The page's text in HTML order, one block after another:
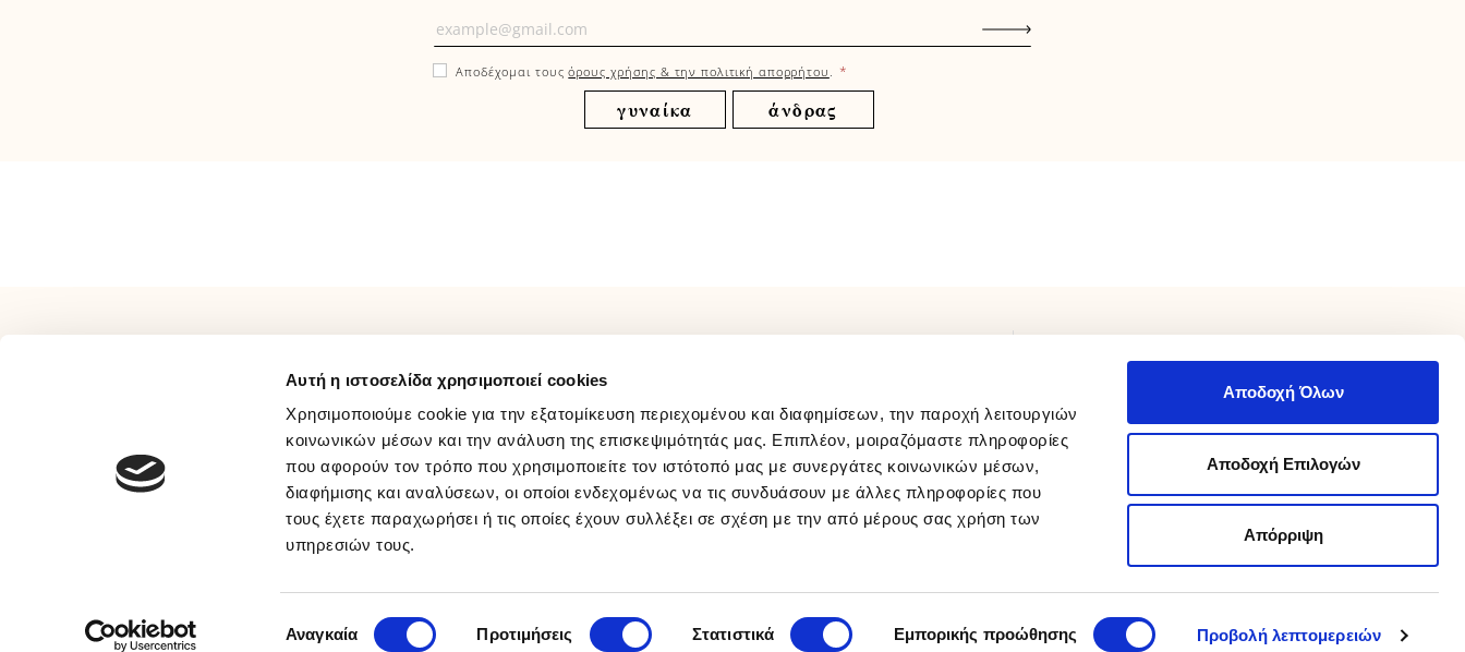
Αυτή η ιστοσελίδα χρησιμοποιεί cookies
Χρησιμοποιούμε cookie για την εξατομίκευση περιεχομένου και διαφημίσεων, την παροχή λειτουργιών
κοινωνικών μέσων και την ανάλυση της επισκεψιμότητάς μας. Επιπλέον, μοιραζόμαστε πληροφορίες
που αφορούν τον τρόπο που χρησιμοποιείτε τον ιστότοπό μας με συνεργάτες κοινωνικών μέσων,
διαφήμισης και αναλύσεων, οι οποίοι ενδεχομένως να τις συνδυάσουν με άλλες πληροφορίες που
τους έχετε παραχωρήσει ή τις οποίες έχουν συλλέξει σε σχέση με την από μέρους σας χρήση των
υπηρεσιών τους.
συγκατάθεσης
Αναγκαία Προτιμήσεις Στατιστικά Εμπορικής προώθησης Προβολή λεπτομερειών
Αποδοχή Όλων
Αποδοχή Επιλογών
Απόρριψη
Μάθετε
πρώτοι
εδώΑποδέχομαι τουςόρους χρήσης & την πολιτική απορρήτου *
γυναίκα άνδρας
Συχνές Ερωτήσεις
Ευκαιρίες Καριέρας
Τρόποι Πληρωμής
Τρόποι Αποστολής
Τρόποι Επιστροφής
Προσωπικά Δεδομένα
Πολιτική Απορρήτου Μέσων
Κοινωνικής Δικτύωσης
Παραλαβή Με BOX NOW
Παρακολούθηση Παραγγελίας
Σύνδεση / Εγγραφή
Wishlist
Instagram
Youtube
Tiktok
ΧΡΕΙΑΖΕΣΤΕ ΒΟΗΘΕΙΑ;
Επικοινωνήστε μαζί μας καθημερινά 9 π.μ με 9 μ.μ.
ή με email στο info@sakellaris.gr
Καταστήματα
© 2026 sakellaris.gr - All Rights Reserved Designed and developed by